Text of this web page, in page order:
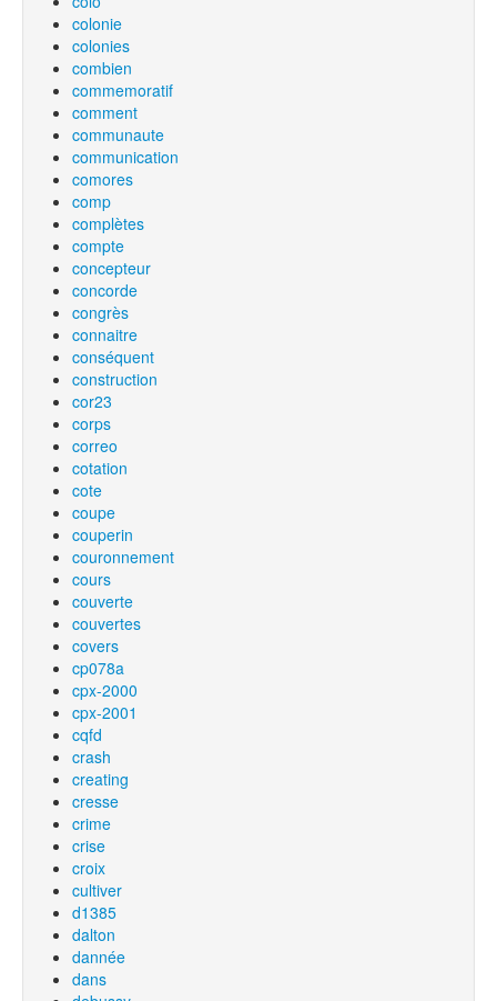
colonie
colonies
combien
commemoratif
comment
communaute
communication
comores
comp
complètes
compte
concepteur
concorde
congrès
connaitre
conséquent
construction
cor23
corps
correo
cotation
cote
coupe
couperin
couronnement
cours
couverte
couvertes
covers
cp078a
cpx-2000
cpx-2001
cqfd
crash
creating
cresse
crime
crise
croix
cultiver
d1385
dalton
dannée
dans